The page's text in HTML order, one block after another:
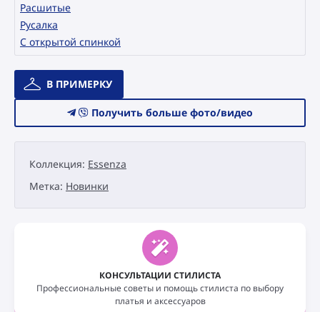
Расшитые
Русалка
С открытой спинкой
Количество
товара
платье
Aurelia
В ПРИМЕРКУ
Получить больше фото/видео
Коллекция: Essenza
Метка: Новинки
КОНСУЛЬТАЦИИ СТИЛИСТА
Профессиональные советы и помощь стилиста по выбору
платья и аксессуаров